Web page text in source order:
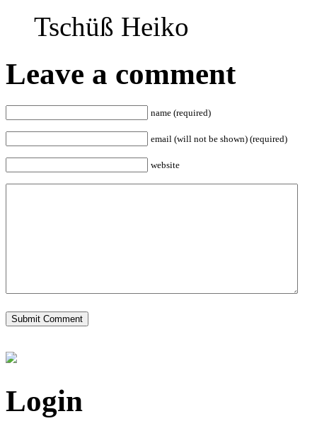
Tschüß Heiko
Leave a comment
name (required)
email (will not be shown) (required)
website
Login